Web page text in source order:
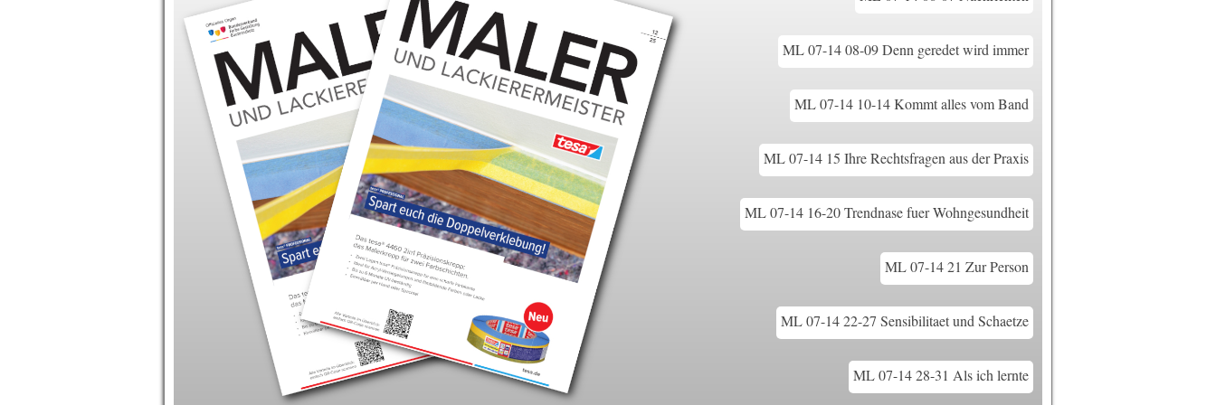
ML 07-14 08-09 Denn geredet wird immer
ML 07-14 10-14 Kommt alles vom Band
ML 07-14 15 Ihre Rechtsfragen aus der Praxis
ML 07-14 16-20 Trendnase fuer Wohngesundheit
ML 07-14 21 Zur Person
ML 07-14 22-27 Sensibilitaet und Schaetze
ML 07-14 28-31 Als ich lernte